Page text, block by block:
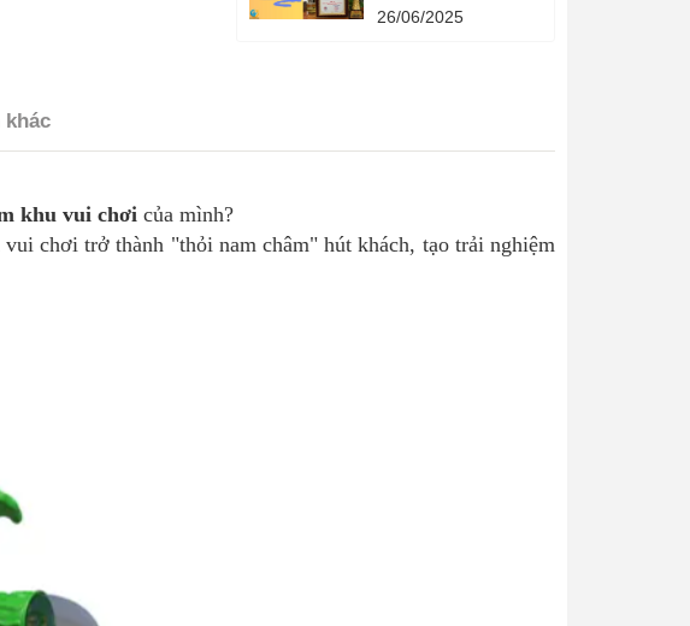
Chơi Kinh Bắc
26/06/2025
khác
khu vui chơi của mình?
chơi trở thành "thỏi nam châm" hút khách, tạo trải nghiệm